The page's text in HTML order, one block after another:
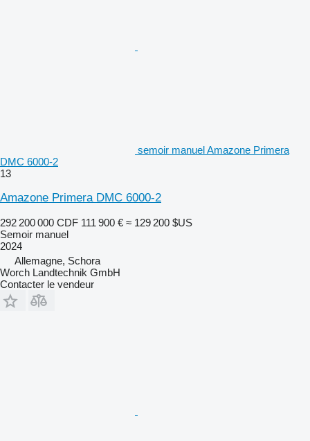
semoir manuel Amazone Primera
DMC 6000-2
13
Amazone Primera DMC 6000-2
292 200 000 CDF 111 900 € ≈ 129 200 $US
Semoir manuel
2024
Allemagne, Schora
Worch Landtechnik GmbH
Contacter le vendeur